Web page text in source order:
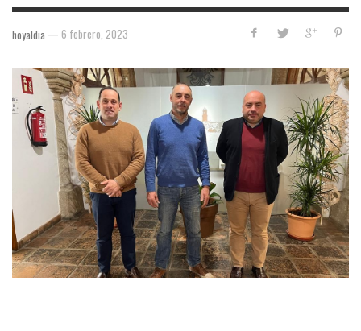
hoyaldia — 6 febrero, 2023